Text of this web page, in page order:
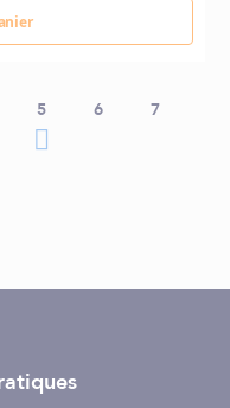
pagePage
5 Page
6 Page
7